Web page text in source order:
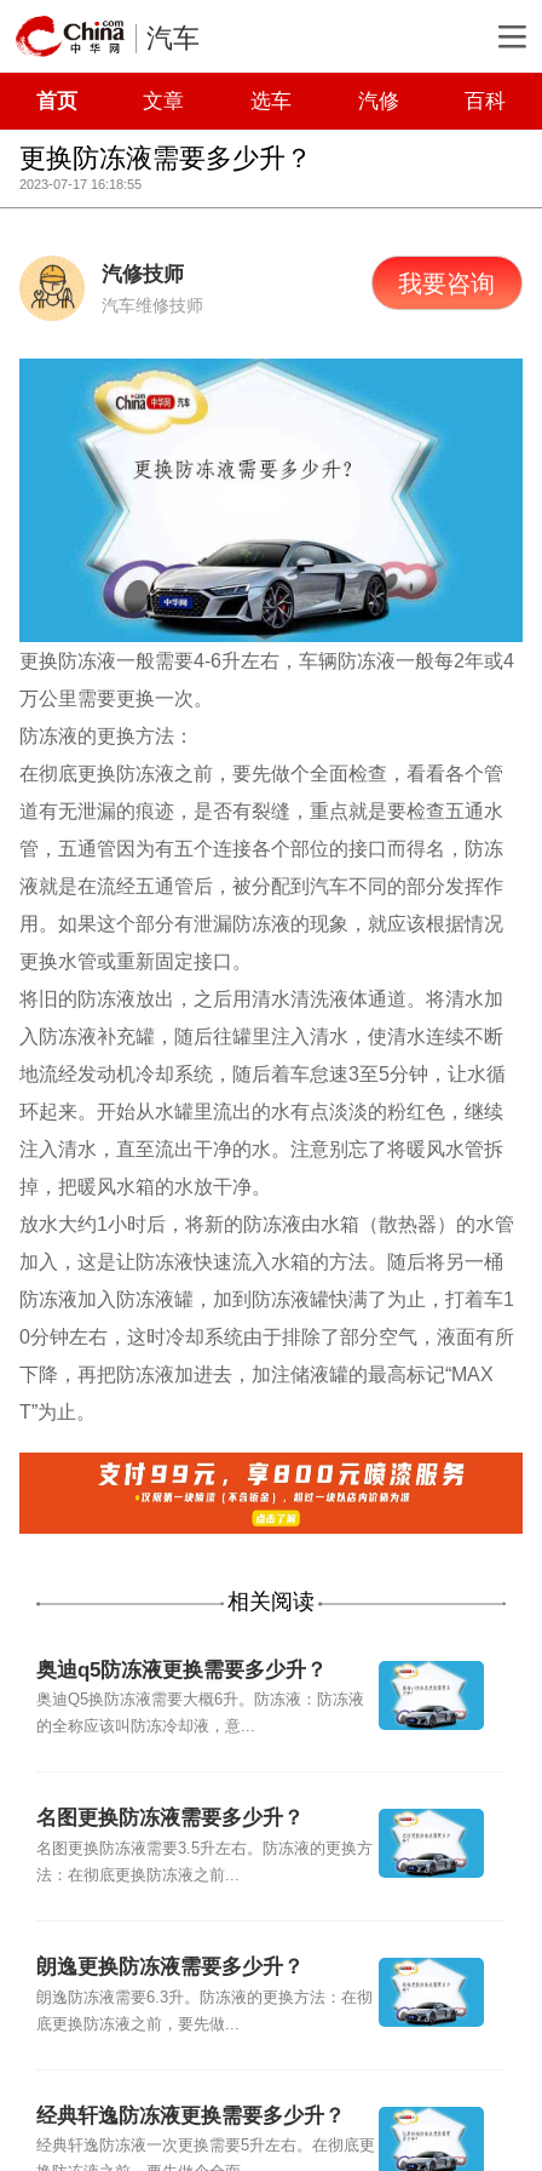
汽车
首页 文章 选车 汽修 百科
更换防冻液需要多少升？
2023-07-17 16:18:55
汽修技师
汽车维修技师
我要咨询
更换防冻液一般需要4-6升左右，车辆防冻液一般每2年或4
万公里需要更换一次。
防冻液的更换方法：
在彻底更换防冻液之前，要先做个全面检查，看看各个管
道有无泄漏的痕迹，是否有裂缝，重点就是要检查五通水
管，五通管因为有五个连接各个部位的接口而得名，防冻
液就是在流经五通管后，被分配到汽车不同的部分发挥作
用。如果这个部分有泄漏防冻液的现象，就应该根据情况
更换水管或重新固定接口。
将旧的防冻液放出，之后用清水清洗液体通道。将清水加
入防冻液补充罐，随后往罐里注入清水，使清水连续不断
地流经发动机冷却系统，随后着车怠速3至5分钟，让水循
环起来。开始从水罐里流出的水有点淡淡的粉红色，继续
注入清水，直至流出干净的水。注意别忘了将暖风水管拆
掉，把暖风水箱的水放干净。
放水大约1小时后，将新的防冻液由水箱（散热器）的水管
加入，这是让防冻液快速流入水箱的方法。随后将另一桶
防冻液加入防冻液罐，加到防冻液罐快满了为止，打着车1
0分钟左右，这时冷却系统由于排除了部分空气，液面有所
下降，再把防冻液加进去，加注储液罐的最高标记“MAX
T”为止。
相关阅读
奥迪q5防冻液更换需要多少升？
奥迪Q5换防冻液需要大概6升。防冻液：防冻液
的全称应该叫防冻冷却液，意...
名图更换防冻液需要多少升？
名图更换防冻液需要3.5升左右。防冻液的更换方
法：在彻底更换防冻液之前...
朗逸更换防冻液需要多少升？
朗逸防冻液需要6.3升。防冻液的更换方法：在彻
底更换防冻液之前，要先做...
经典轩逸防冻液更换需要多少升？
经典轩逸防冻液一次更换需要5升左右。在彻底更